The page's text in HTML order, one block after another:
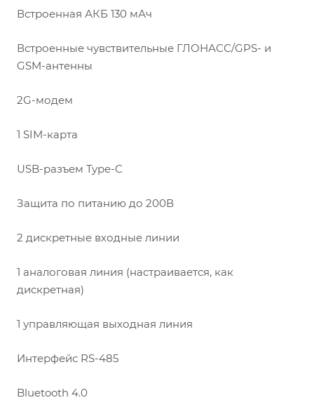
Встроенная АКБ 130 мАч
Встроенные чувствительные ГЛОНАСС/GPS- и
GSM-антенны
2G-модем
1 SIM-карта
USB-разъем Type-C
Защита по питанию до 200В
2 дискретные входные линии
1 аналоговая линия (настраивается, как
дискретная)
1 управляющая выходная линия
Интерфейс RS-485
Bluetooth 4.0